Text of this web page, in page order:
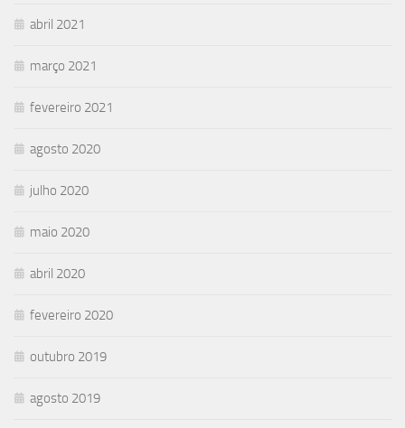
abril 2021
março 2021
fevereiro 2021
agosto 2020
julho 2020
maio 2020
abril 2020
fevereiro 2020
outubro 2019
agosto 2019